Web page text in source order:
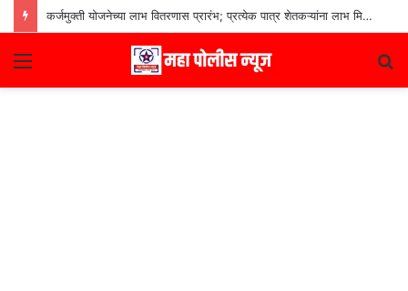
कर्जमुक्ती योजनेच्या लाभ वितरणास प्रारंभ; प्रत्येक पात्र शेतकऱ्यांना लाभ मिळणार– मुख्यमंत्री देवेंद्र फडणवीस
Menu